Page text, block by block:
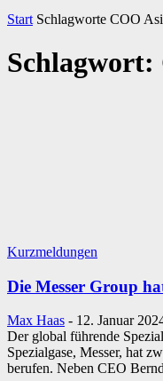
Start Schlagworte COO
Schlagwort:
Kurzmeldungen
Die Messer Group
Max Haas - 12. Januar
Der global führende
Spezialgase, Messer, hat
berufen. Neben CEO